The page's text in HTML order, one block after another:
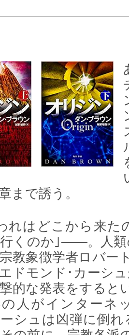
まで誘う。
れはどこから来た
くのか｣――。人類
教象徴学者ロバー
ドモンド･カーシ
的な発表をすると
の人がインターネ
シュは凶弾に倒